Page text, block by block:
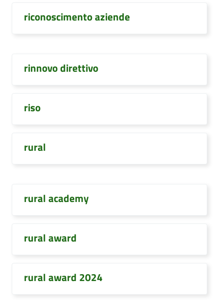
riconoscimento aziende
rinnovo direttivo
riso
rural
rural academy
rural award
rural award 2024